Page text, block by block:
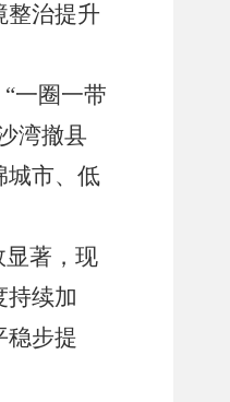
整治提升
“一圈一带
湾撤县
城市、低
著， 现
持续加
稳步提